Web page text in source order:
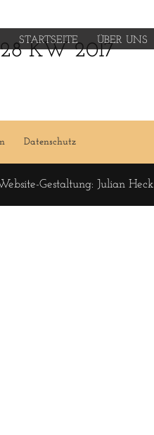
STARTSEITE ÜBER UNS
KW 2017
Datenschutz
Gestaltung: Julian Heck